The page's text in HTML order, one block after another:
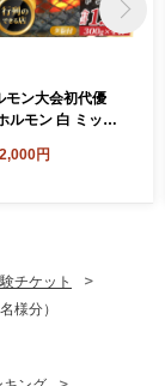
モン大会初代優
ルモン 白 ミック
ミックス 各300
円
チケット
様分）